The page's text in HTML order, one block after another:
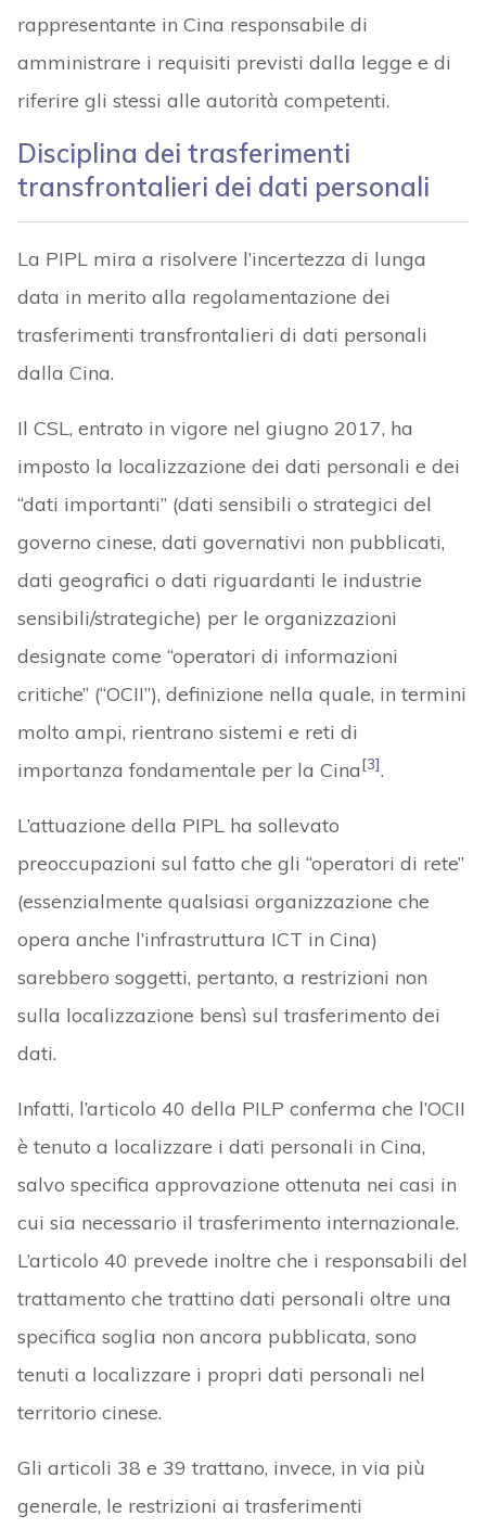
rappresentante in Cina responsabile di
amministrare i requisiti previsti dalla legge e di
riferire gli stessi alle autorità competenti.
Disciplina dei trasferimenti
transfrontalieri dei dati personali
La PIPL mira a risolvere l’incertezza di lunga
data in merito alla regolamentazione dei
trasferimenti transfrontalieri di dati personali
dalla Cina.
Il CSL, entrato in vigore nel giugno 2017, ha
imposto la localizzazione dei dati personali e dei
“dati importanti” (dati sensibili o strategici del
governo cinese, dati governativi non pubblicati,
dati geografici o dati riguardanti le industrie
sensibili/strategiche) per le organizzazioni
designate come “operatori di informazioni
critiche” (“OCII”), definizione nella quale, in termini
molto ampi, rientrano sistemi e reti di
importanza fondamentale per la Cina[3].
L’attuazione della PIPL ha sollevato
preoccupazioni sul fatto che gli “operatori di rete”
(essenzialmente qualsiasi organizzazione che
opera anche l’infrastruttura ICT in Cina)
sarebbero soggetti, pertanto, a restrizioni non
sulla localizzazione bensì sul trasferimento dei
dati.
Infatti, l’articolo 40 della PILP conferma che l’OCII
è tenuto a localizzare i dati personali in Cina,
salvo specifica approvazione ottenuta nei casi in
cui sia necessario il trasferimento internazionale.
L’articolo 40 prevede inoltre che i responsabili del
trattamento che trattino dati personali oltre una
specifica soglia non ancora pubblicata, sono
tenuti a localizzare i propri dati personali nel
territorio cinese.
Gli articoli 38 e 39 trattano, invece, in via più
generale, le restrizioni ai trasferimenti